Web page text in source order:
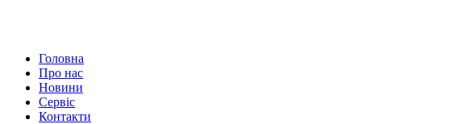
Головна
Про нас
Новини
Сервіс
Контакти